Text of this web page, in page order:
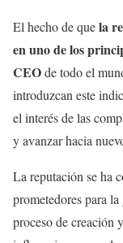
El hecho de quela
en uno de los
CEOde todo el
introduzcan este
el interés de las
y avanzar hacia
La reputación se ha
prometedores para
proceso de creación